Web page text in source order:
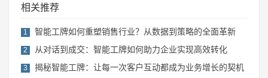
相关推荐
1 智能工牌如何重塑销售行业？从数据到策略的全面革新
2 从对话到成交：智能工牌如何助力企业实现高效转化
3 揭秘智能工牌：让每一次客户互动都成为业务增长的契机